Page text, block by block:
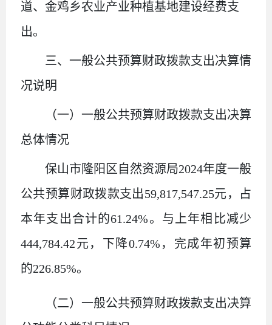
道、金鸡乡农业产业种植基地建设经费支
出。
三、一般公共预算财政拨款支出决算情
况说明
（一）一般公共预算财政拨款支出决算
总体情况
保山市隆阳区自然资源局2024年度一般
公共预算财政拨款支出59,817,547.25元 ，
占
本年支出合计的61.24%。与上年相比减少
444,784.42元，下降0.74% ， 完成年初预算
的226.85%。
（二）一般公共预算财政拨款支出决算